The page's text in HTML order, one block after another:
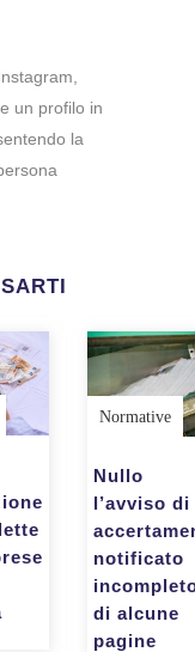
un profilo in
la
Normative
Nullo
l’avviso di
notificato
di alcune
pagine